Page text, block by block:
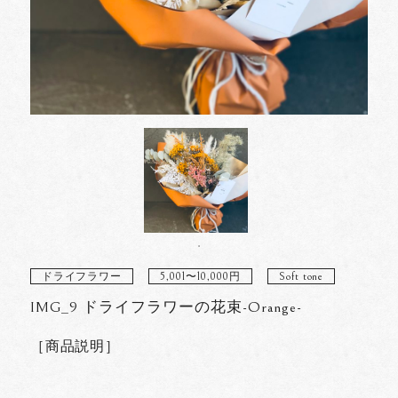
ドライフラワー 5,001〜10,000円 Soft tone
IMG_9 ドライフラワーの花束-Orange-
［商品説明］